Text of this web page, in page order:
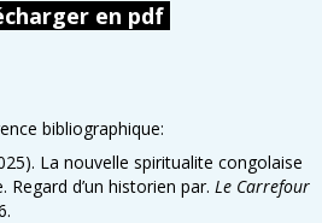
en pdf
bibliographique:
La nouvelle spiritualite congolaise
d’un historien par. Le Carrefour